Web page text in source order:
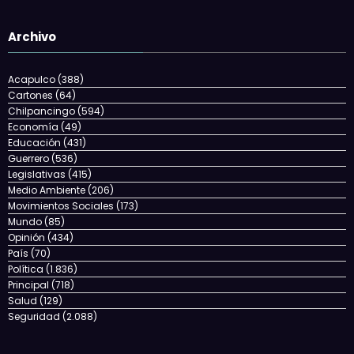
Archivo
Acapulco(388)
Cartones (64)
Chilpancingo(594)
Economía (49)
Educación (431)
Guerrero(536)
Legislativas (415)
Medio Ambiente(206)
Movimientos Sociales (173)
Mundo(85)
Opinión (434)
País (70)
Política (1.836)
Principal (718)
Salud (129)
Seguridad (2.088)